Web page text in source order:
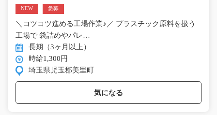
NEW 急募
＼コツコツ進める工場作業♪／ プラスチック原料を扱う
工場で 袋詰めやパレ…
長期（3ヶ月以上）
時給1,300円
埼玉県児玉郡美里町
気になる